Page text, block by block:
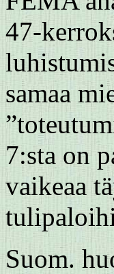
47-
samaa
7:sta on
vaikeaa
Suom.